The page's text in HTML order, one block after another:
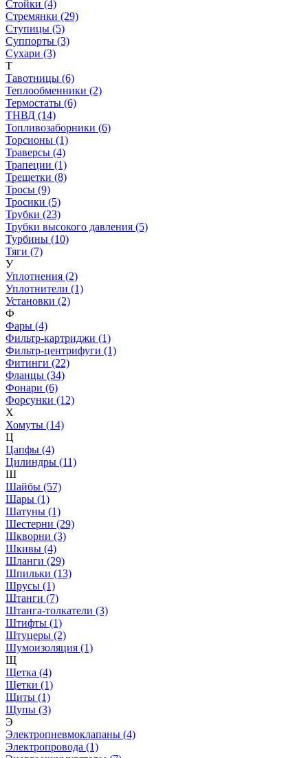
Стойки (4)
Стремянки (29)
Ступицы (5)
Суппорты (3)
Сухари (3)
Т
Тавотницы (6)
Теплообменники (2)
Термостаты (6)
ТНВД (14)
Топливозаборники (6)
Торсионы (1)
Траверсы (4)
Трапеции (1)
Трещетки (8)
Тросы (9)
Тросики (5)
Трубки (23)
Трубки высокого давления (5)
Турбины (10)
Тяги (7)
У
Уплотнения (2)
Уплотнители (1)
Установки (2)
Ф
Фары (4)
Фильтр-картриджи (1)
Фильтр-центрифуги (1)
Фитинги (22)
Фланцы (34)
Фонари (6)
Форсунки (12)
Х
Хомуты (14)
Ц
Цапфы (4)
Цилиндры (11)
Ш
Шайбы (57)
Шары (1)
Шатуны (1)
Шестерни (29)
Шкворни (3)
Шкивы (4)
Шланги (29)
Шпильки (13)
Шрусы (1)
Штанги (7)
Штанга-толкатели (3)
Штифты (1)
Штуцеры (2)
Шумоизоляция (1)
Щ
Щетка (4)
Щетки (1)
Щиты (1)
Щупы (3)
Э
Электропневмоклапаны (4)
Электропровода (1)